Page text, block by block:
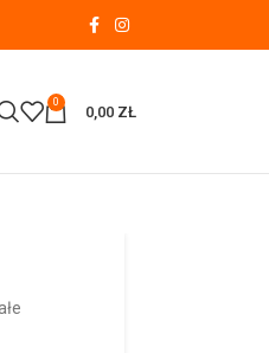
0
0,00 ZŁ